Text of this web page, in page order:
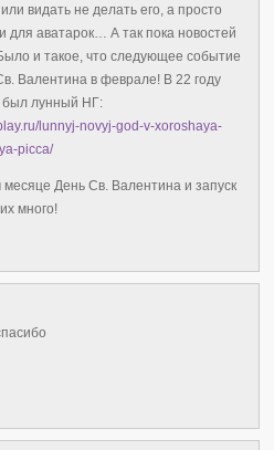
видать не делать его, а просто
для аватарок… А так пока новостей
и такое, что следующее событие
Валентина в феврале! В 22 году
лунный НГ:
lunnyj-novyj-god-v-xoroshaya-
picca/
День Св. Валентина и запуск
много!